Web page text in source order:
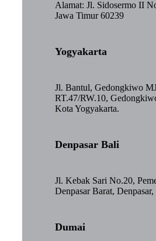
Alamat: Jl. Sidosermo II
Jawa Timur 60239
Yogyakarta
Jl. Bantul, Gedongkiwo
RT.47/RW.10,
Kota Yogyakarta.
Denpasar Bali
Jl. Kebak Sari No.20,
Denpasar Barat,
Dumai